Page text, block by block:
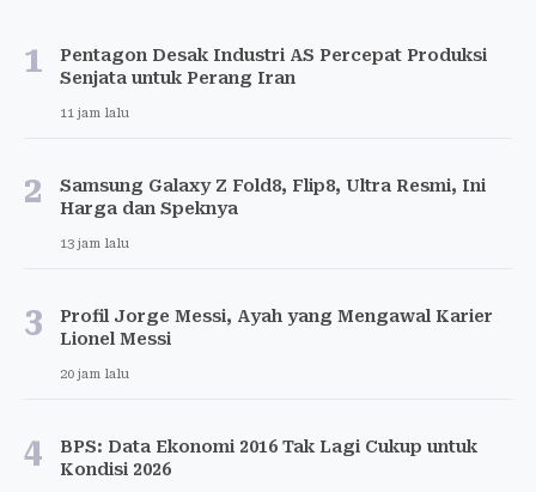
1
Pentagon Desak Industri AS Percepat Produksi
Senjata untuk Perang Iran
11 jam lalu
2
Samsung Galaxy Z Fold8, Flip8, Ultra Resmi, Ini
Harga dan Speknya
13 jam lalu
3
Profil Jorge Messi, Ayah yang Mengawal Karier
Lionel Messi
20 jam lalu
4
BPS: Data Ekonomi 2016 Tak Lagi Cukup untuk
Kondisi 2026